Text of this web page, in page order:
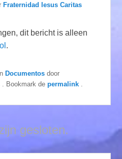
Fraternidad Iesus Caritas
dit bericht is alleen
.
Documentos door
. Bookmark depermalink
gesloten.